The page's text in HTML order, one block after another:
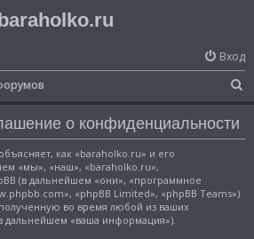
Вход
о
о конфиденциальности
как «baraholko.ru» и его
«мы», «наш», «baraholko.ru»,
(в дальнейшем «они», «программное
«phpBB Limited», «phpBB Teams»)
во время любой из ваших
дальнейшем «ваша информация»).